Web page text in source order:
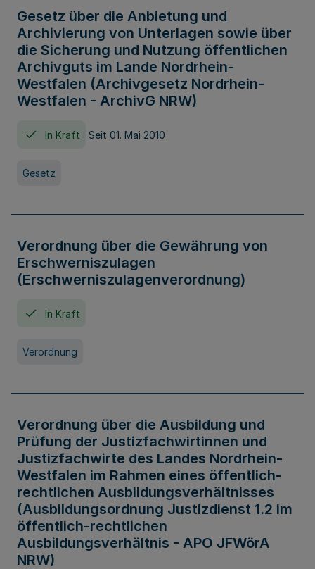
Gesetz über die Anbietung und
Archivierung von Unterlagen sowie über
die Sicherung und Nutzung öffentlichen
Archivguts im Lande Nordrhein-
Westfalen (Archivgesetz Nordrhein-
Westfalen - ArchivG NRW)
In Kraft Seit 01. Mai 2010
Gesetz
Verordnung über die Gewährung von
Erschwerniszulagen
(Erschwerniszulagenverordnung)
In Kraft
Verordnung
Verordnung über die Ausbildung und
Prüfung der Justizfachwirtinnen und
Justizfachwirte des Landes Nordrhein-
Westfalen im Rahmen eines öffentlich-
rechtlichen Ausbildungsverhältnisses
(Ausbildungsordnung Justizdienst 1.2 im
öffentlich-rechtlichen
Ausbildungsverhältnis - APO JFWörA
NRW)